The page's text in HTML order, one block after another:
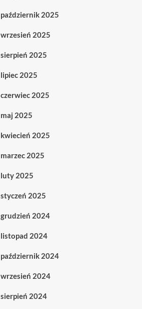
październik 2025
wrzesień 2025
sierpień 2025
lipiec 2025
czerwiec 2025
maj 2025
kwiecień 2025
marzec 2025
luty 2025
styczeń 2025
grudzień 2024
listopad 2024
październik 2024
wrzesień 2024
sierpień 2024